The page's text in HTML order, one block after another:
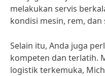
melakukan servis
kondisi mesin, rem, dan
Selain itu, Anda juga
kompeten dan terlatih.
logistik terkemuka,